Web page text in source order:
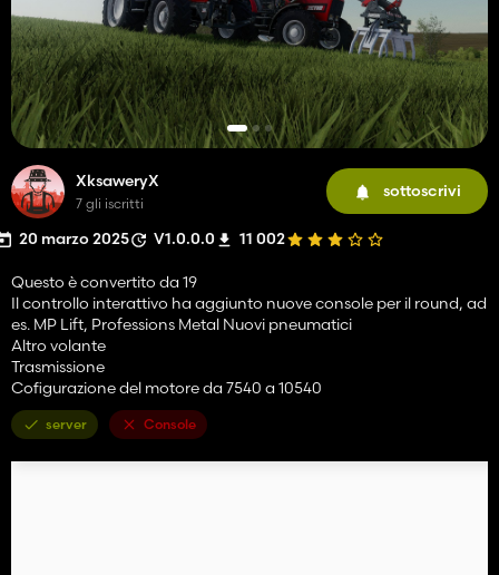
XksaweryX
7 gli iscritti
sottoscrivi
20 marzo 2025 V1.0.0.0 11 002
Questo è convertito da 19
Il controllo interattivo ha aggiunto nuove console per il round, ad
es. MP Lift, Professions Metal Nuovi pneumatici
Altro volante
Trasmissione
Cofigurazione del motore da 7540 a 10540
server Console